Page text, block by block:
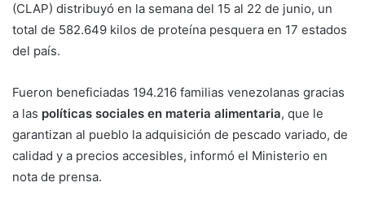
(CLAP) distribuyó en la semana del 15 al 22 de junio, un
total de 582.649 kilos de proteína pesquera en 17 estados
del país.
Fueron beneficiadas 194.216 familias venezolanas gracias
a las políticas sociales en materia alimentaria, que le
garantizan al pueblo la adquisición de pescado variado, de
calidad y a precios accesibles, informó el Ministerio en
nota de prensa.